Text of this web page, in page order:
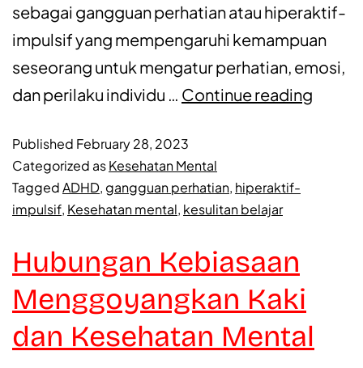
sebagai gangguan perhatian atau hiperaktif-
impulsif yang mempengaruhi kemampuan
seseorang untuk mengatur perhatian, emosi,
dan perilaku individu … Continue reading
Published February 28, 2023
Categorized asKesehatan Mental
TaggedADHD,gangguan perhatian, hiperaktif-
impulsif, Kesehatan mental, kesulitan belajar
Hubungan Kebiasaan
Menggoyangkan Kaki
dan Kesehatan Mental